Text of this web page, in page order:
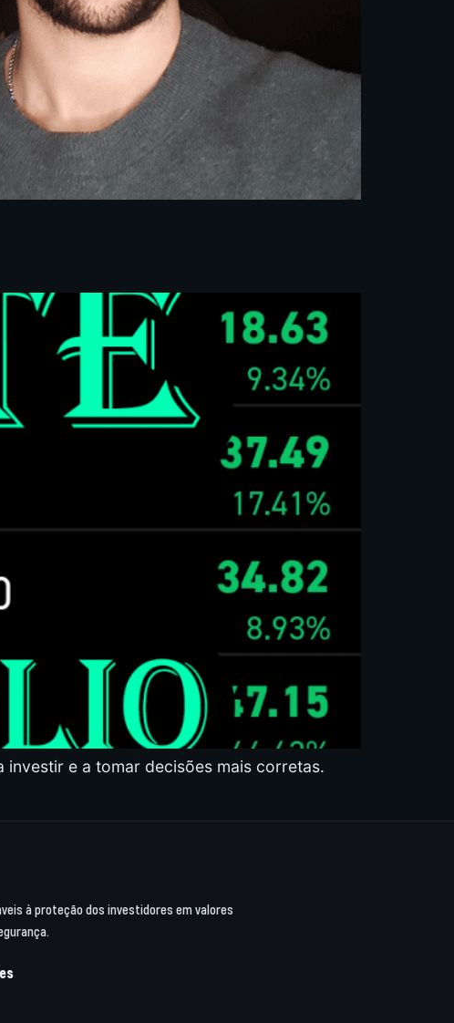
e a tomar decisões mais corretas.
à proteção dos investidores em valores